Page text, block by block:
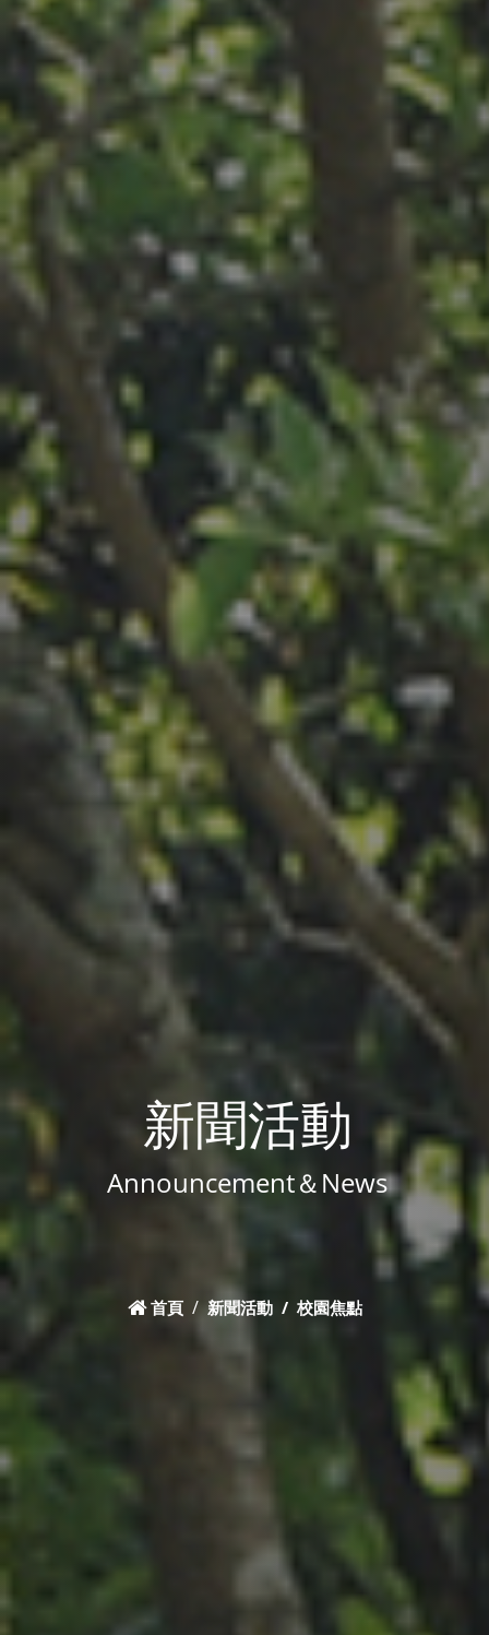
新聞活動
Announcement＆News
首頁 新聞活動 校園焦點